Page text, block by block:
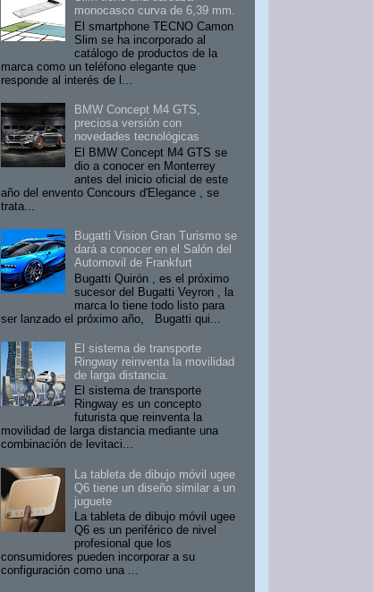
monocasco curva de 6,39 mm.
El smartphone TECNO Camon
Slim se ha incorporado al
catálogo de productos de la
marca como un teléfono elegante que
responde al interés de l...
BMW Concept M4 GTS,
preciosa versión con
novedades tecnológicas
El BMW Concept M4 GTS se
dio a conocer en Monterrey
antes del inicio oficial de este
año del envento Concours d'Elegance , se
trata...
Bugatti Vision Gran Turismo se
dará a conocer en el Salón del
Automovil de Frankfurt
Bugatti Quirón , es el próximo
sucesor del Bugatti Veyron , la
marca lo tiene todo listo para
ser lanzado el próximo año, Bugatti qui...
El sistema de transporte
Ringway reinventa la movilidad
de larga distancia.
El sistema de transporte
Ringway es un concepto
futurista que reinventa la
movilidad de larga distancia mediante una
combinación de levitaci...
La tableta de dibujo móvil ugee
Q6 tiene un diseño similar a un
juguete
La tableta de dibujo móvil ugee
Q6 es un periférico de nivel
profesional que los
consumidores pueden incorporar a su
configuración como una ...